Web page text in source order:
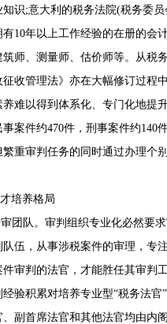
识;意大利的税务法院(税务委
10年以上工作经验的在册的会
师、测量师、估价师等。从税
收管理法》亦在大幅修订过程
难以得到体系化、专门化地提
案件约470件，刑事案件约140
重审判任务的同时通过办理个
培养格局
队。审判组织专业化必然要
伍，从事涉税案件的审理，专
审判的法官，才能胜任其审判
验积累对培养专业型“税务法
副首席法官和其他法官均由内